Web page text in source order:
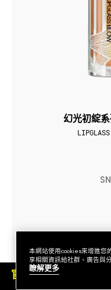
幻光初綻
下單即可挑選精美
官網優惠
本網站使用cookies來增進您
享相關資訊給社群、廣告與
瞭解更多